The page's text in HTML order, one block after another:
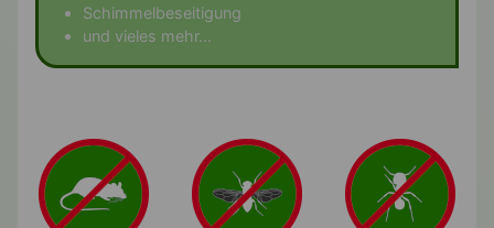
Schimmelbeseitigung
und vieles mehr...